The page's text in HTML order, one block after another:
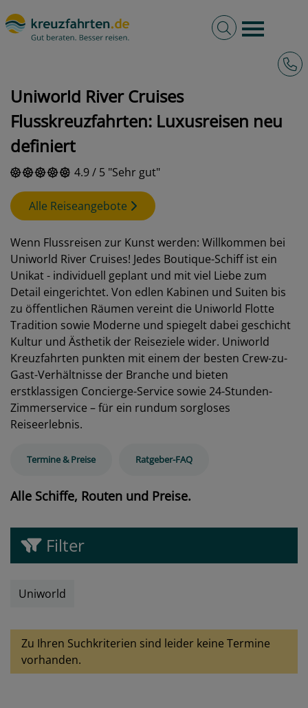
Burger
Volltextsuche
Uniworld River Cruises
Flusskreuzfahrten: Luxusreisen neu
definiert
4.9/ 5 Sehr gut
Alle Reiseangebote
Wenn Flussreisen zur Kunst werden: Willkommen bei
Uniworld River Cruises! Jedes Boutique-Schiff ist ein
Unikat - individuell geplant und mit viel Liebe zum
Detail eingerichtet. Von edlen Kabinen und Suiten bis
zu öffentlichen Räumen vereint die Uniworld Flotte
Tradition sowie Moderne und spiegelt dabei geschicht
Kultur und Ästhetik der Reiseziele wider. Uniworld
Kreuzfahrten punkten mit einem der besten Crew-zu-
Gast-Verhältnisse der Branche und bieten
erstklassigen Concierge-Service sowie 24-Stunden-
Zimmerservice – für ein rundum sorgloses
Reiseerlebnis.
Termine & Preise Ratgeber-FAQ
Alle Schiffe, Routen und Preise.
Filter
Uniworld
Zu Ihren Suchkriterien sind leider keine Termine
vorhanden.